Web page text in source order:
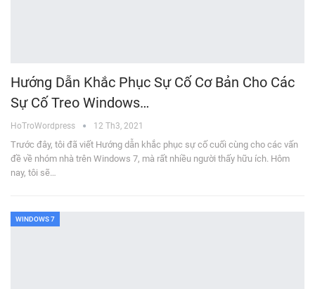
Hướng Dẫn Khắc Phục Sự Cố Cơ Bản Cho Các
Sự Cố Treo Windows…
HoTroWordpress 12 Th3, 2021
Trước đây, tôi đã viết Hướng dẫn khắc phục sự cố cuối cùng cho các vấn
đề về nhóm nhà trên Windows 7, mà rất nhiều người thấy hữu ích. Hôm
nay, tôi sẽ…
WINDOWS 7